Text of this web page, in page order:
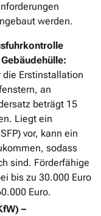
werden.
die Erstinstallation
an
beträgt 15
Liegt ein
vor, kann ein
sodass
sind. Förderfähige
bis zu 30.000 Euro
Euro.
–